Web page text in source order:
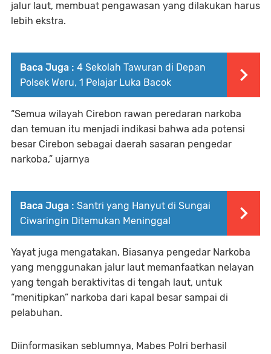
jalur laut, membuat pengawasan yang dilakukan harus
lebih ekstra.
Baca Juga : 4 Sekolah Tawuran di Depan
Polsek Weru, 1 Pelajar Luka Bacok
“Semua wilayah Cirebon rawan peredaran narkoba
dan temuan itu menjadi indikasi bahwa ada potensi
besar Cirebon sebagai daerah sasaran pengedar
narkoba,” ujarnya
Baca Juga : Santri yang Hanyut di Sungai
Ciwaringin Ditemukan Meninggal
Yayat juga mengatakan, Biasanya pengedar Narkoba
yang menggunakan jalur laut memanfaatkan nelayan
yang tengah beraktivitas di tengah laut, untuk
“menitipkan” narkoba dari kapal besar sampai di
pelabuhan.
Diinformasikan seblumnya, Mabes Polri berhasil